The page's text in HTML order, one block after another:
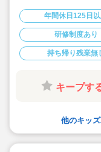
★当社のス
通勤もし
★パソナグ
意！仕事
★パソナ
・社会保
保険、厚
・研修制
・家賃補
支
★残業な
年間休日125日
研修制度あり
持ち帰り残業無
キープす
他のキッ